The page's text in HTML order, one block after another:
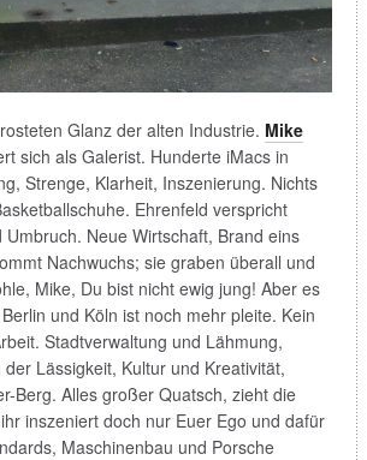
Glanz der alten Industrie. Mike
sich als Galerist. Hunderte iMacs in
Strenge, Klarheit, Inszenierung. Nichts
Ehrenfeld verspricht
Neue Wirtschaft, Brand eins
Nachwuchs; sie graben überall und
Mike, Du bist nicht ewig jung! Aber es
und Köln ist noch mehr pleite. Kein
Stadtverwaltung und Lähmung,
Lässigkeit, Kultur und Kreativität,
Berg. Alles großer Quatsch, zieht die
inszeniert doch nur Euer Ego und dafür
Maschinenbau und Porsche